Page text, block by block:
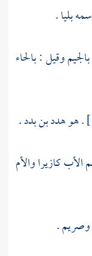
بليا.
بالجيم وقيل : بالحاء
هدد بن بدد.
كازيراوالأم
وصريم.